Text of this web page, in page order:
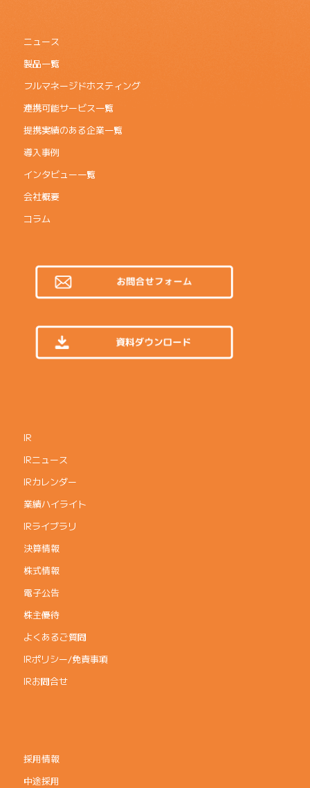
ニュース
製品一覧
フルマネージドホスティング
連携可能サービス一覧
提携実績のある企業一覧
導入事例
インタビュー一覧
会社概要
コラム
IR
IRニュース
IRカレンダー
業績ハイライト
IRライブラリ
決算情報
株式情報
電子公告
株主優待
よくあるご質問
IRポリシー/免責事項
IRお問合せ
採用情報
中途採用